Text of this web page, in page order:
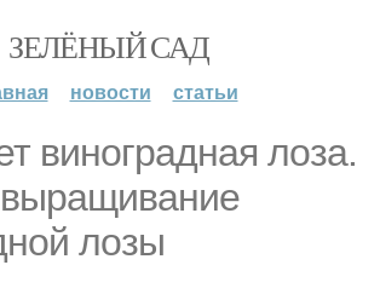
ЗЕЛЁНЫЙ САД
новости статьи
виноградная лоза.
лозы